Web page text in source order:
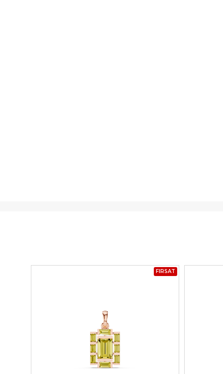
FIRSAT